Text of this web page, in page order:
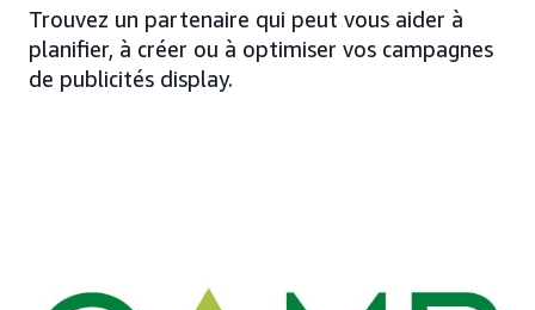
Trouvez un partenaire qui peut vous aider à
planifier, à créer ou à optimiser vos campagnes
de publicités display.